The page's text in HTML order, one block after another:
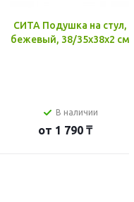
СИТА Подушка на стул,
бежевый, 38/35x38x2 см
В наличии
от 1 790 ₸